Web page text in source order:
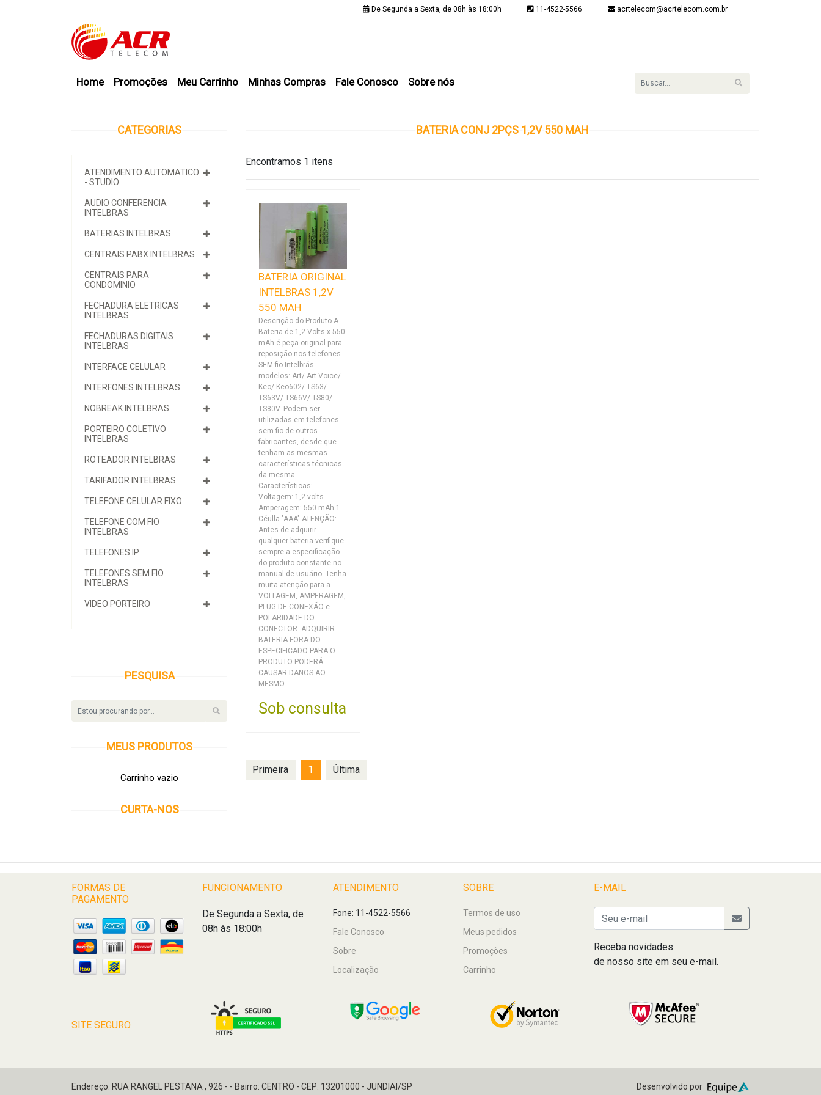
De Segunda a Sexta, de 08h às 18:00h 11-4522-5566 acrtelecom@acrtelecom.com.br
Home Promoções Meu Carrinho Minhas Compras Fale Conosco Sobre nós
CATEGORIAS
ATENDIMENTO AUTOMATICO
- STUDIO
AUDIO CONFERENCIA
INTELBRAS
BATERIAS INTELBRAS
CENTRAIS PABX INTELBRAS
CENTRAIS PARA
CONDOMINIO
FECHADURA ELETRICAS
INTELBRAS
FECHADURAS DIGITAIS
INTELBRAS
INTERFACE CELULAR
INTERFONES INTELBRAS
NOBREAK INTELBRAS
PORTEIRO COLETIVO
INTELBRAS
ROTEADOR INTELBRAS
TARIFADOR INTELBRAS
TELEFONE CELULAR FIXO
TELEFONE COM FIO
INTELBRAS
TELEFONES IP
TELEFONES SEM FIO
INTELBRAS
VIDEO PORTEIRO
PESQUISA
MEUS PRODUTOS
Carrinho vazio
CURTA-NOS
BATERIA CONJ 2PÇS 1,2V 550 MAH
Encontramos 1 itens
BATERIA ORIGINAL
INTELBRAS 1,2V
550 MAH
Descrição do Produto A
Bateria de 1,2 Volts x 550
mAh é peça original para
reposição nos telefones
SEM fio Intelbrás
modelos: Art/ Art Voice/
Keo/ Keo602/ TS63/
TS63V/ TS66V/ TS80/
TS80V. Podem ser
utilizadas em telefones
sem fio de outros
fabricantes, desde que
tenham as mesmas
características técnicas
da mesma.
Características:
Voltagem: 1,2 volts
Amperagem: 550 mAh 1
Céulla "AAA" ATENÇÃO:
Antes de adquirir
qualquer bateria verifique
sempre a especificação
do produto constante no
manual de usuário. Tenha
muita atenção para a
VOLTAGEM, AMPERAGEM,
PLUG DE CONEXÃO e
POLARIDADE DO
CONECTOR. ADQUIRIR
BATERIA FORA DO
ESPECIFICADO PARA O
PRODUTO PODERÁ
CAUSAR DANOS AO
MESMO.
Sob consulta
Primeira 1 Última
FORMAS DE
PAGAMENTO
FUNCIONAMENTO
De Segunda a Sexta, de
08h às 18:00h
ATENDIMENTO
Fone: 11-4522-5566
Fale Conosco
Sobre
Localização
SOBRE
Termos de uso
Meus pedidos
Promoções
Carrinho
E-MAIL
Receba novidades
de nosso site em seu e-mail.
SITE SEGURO
Endereço: RUA RANGEL PESTANA , 926 - - Bairro: CENTRO - CEP: 13201000 - JUNDIAI/SP Desenvolvido por